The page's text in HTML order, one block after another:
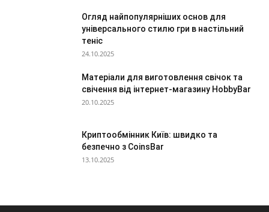
Огляд найпопулярніших основ для
універсального стилю гри в настільний
теніс
24.10.2025
Матеріали для виготовлення свічок та
свічення від інтернет-магазину HobbyBar
20.10.2025
Криптообмінник Київ: швидко та
безпечно з CoinsBar
13.10.2025